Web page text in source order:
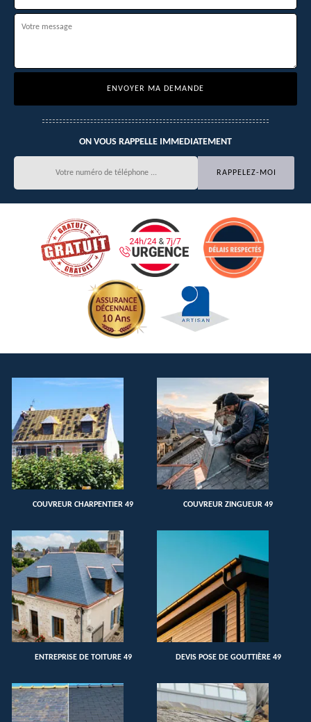
ON VOUS RAPPELLE IMMEDIATEMENT
COUVREUR CHARPENTIER 49 COUVREUR ZINGUEUR 49
ENTREPRISE DE TOITURE 49 DEVIS POSE DE GOUTTIÈRE 49